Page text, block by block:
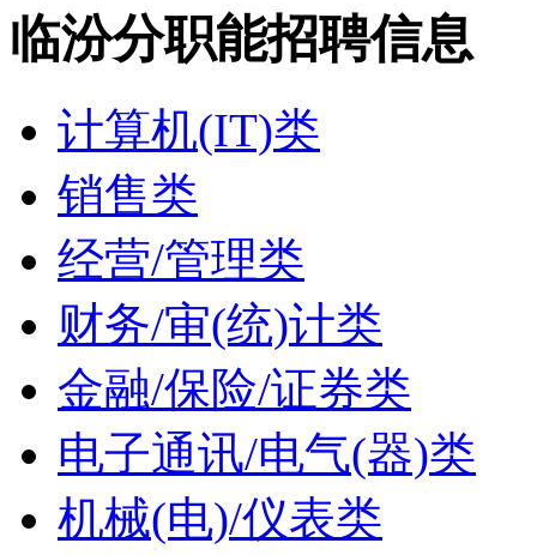
临汾分职能招聘信息
计算机(IT)类
销售类
经营/管理类
财务/审(统)计类
金融/保险/证券类
电子通讯/电气(器)类
机械(电)/仪表类